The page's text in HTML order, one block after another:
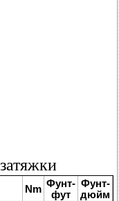
Nm Фунт-
фут
Фунт-
дюйм